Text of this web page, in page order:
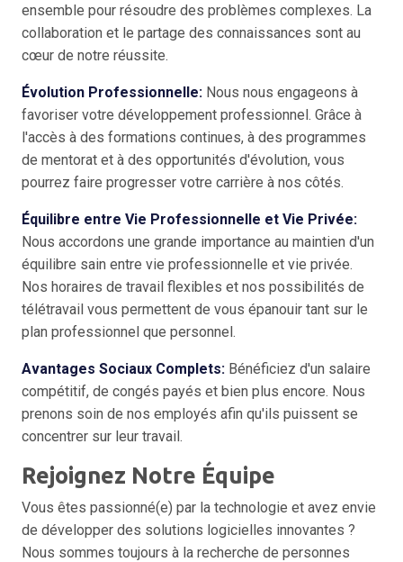
ensemble pour résoudre des problèmes complexes. La
collaboration et le partage des connaissances sont au
cœur de notre réussite.
Évolution Professionnelle: Nous nous engageons à
favoriser votre développement professionnel. Grâce à
l'accès à des formations continues, à des programmes
de mentorat et à des opportunités d'évolution, vous
pourrez faire progresser votre carrière à nos côtés.
Équilibre entre Vie Professionnelle et Vie Privée:
Nous accordons une grande importance au maintien d'un
équilibre sain entre vie professionnelle et vie privée.
Nos horaires de travail flexibles et nos possibilités de
télétravail vous permettent de vous épanouir tant sur le
plan professionnel que personnel.
Avantages Sociaux Complets: Bénéficiez d'un salaire
compétitif, de congés payés et bien plus encore. Nous
prenons soin de nos employés afin qu'ils puissent se
concentrer sur leur travail.
Rejoignez Notre Équipe
Vous êtes passionné(e) par la technologie et avez envie
de développer des solutions logicielles innovantes ?
Nous sommes toujours à la recherche de personnes